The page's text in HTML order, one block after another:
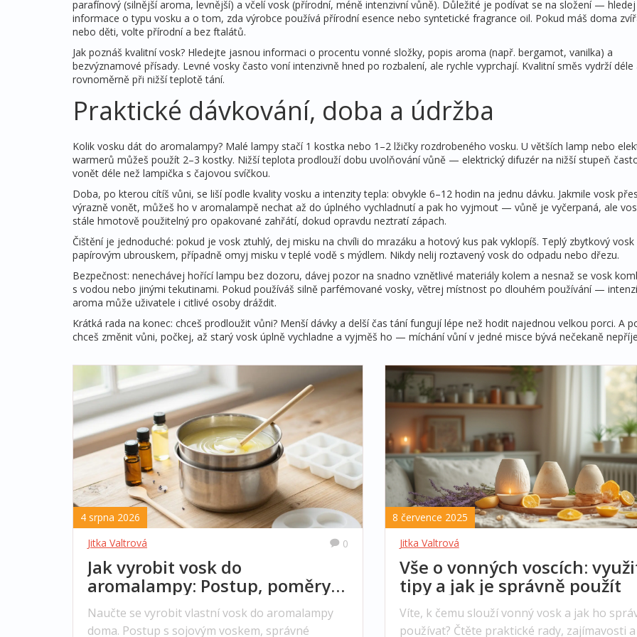
parafínový (silnější aroma, levnější) a včelí vosk (přírodní, méně intenzivní vůně). Důležité je podívat se na složení — hledej
informace o typu vosku a o tom, zda výrobce používá přírodní esence nebo syntetické fragrance oil. Pokud máš doma
nebo děti, volte přírodní a bez ftalátů.
Jak poznáš kvalitní vosk? Hledejte jasnou informaci o procentu vonné složky, popis aroma (např. bergamot, vanilka) a
bezvýznamové přísady. Levné vosky často voní intenzivně hned po rozbalení, ale rychle vyprchají. Kvalitní směs vydrží déle
rovnoměrně při nižší teplotě tání.
Praktické dávkování, doba a údržba
Kolik vosku dát do aromalampy? Malé lampy stačí 1 kostka nebo 1–2 lžičky rozdrobeného vosku. U větších lamp nebo
warmerů můžeš použít 2–3 kostky. Nižší teplota prodlouží dobu uvolňování vůně — elektrický difuzér na nižší stupeň
vonět déle než lampička s čajovou svíčkou.
Doba, po kterou cítíš vůni, se liší podle kvality vosku a intenzity tepla: obvykle 6–12 hodin na jednu dávku. Jakmile vosk
výrazně vonět, můžeš ho v aromalampě nechat až do úplného vychladnutí a pak ho vyjmout — vůně je vyčerpaná, ale
stále hmotově použitelný pro opakované zahřátí, dokud opravdu neztratí zápach.
Čištění je jednoduché: pokud je vosk ztuhlý, dej misku na chvíli do mrazáku a hotový kus pak vyklopíš. Teplý zbytkový
papírovým ubrouskem, případně omyj misku v teplé vodě s mýdlem. Nikdy nelij roztavený vosk do odpadu nebo dřezu.
Bezpečnost: nenechávej hořící lampu bez dozoru, dávej pozor na snadno vznětlivé materiály kolem a nesnaž se vosk
s vodou nebo jinými tekutinami. Pokud používáš silně parfémované vosky, větrej místnost po dlouhém používání —
aroma může uživatele i citlivé osoby dráždit.
Krátká rada na konec: chceš prodloužit vůni? Menší dávky a delší čas tání fungují lépe než hodit najednou velkou porci. A
chceš změnit vůni, počkej, až starý vosk úplně vychladne a vyjměš ho — míchání vůní v jedné misce bývá nečekaně
4 srpna 2026
Jitka Valtrová
0
Jak vyrobit vosk do
aromalampy: Postup, poměry a
bezpečnostní pravidla
Naučte se vyrobit vlastní vosk do aromalampy
doma. Postup s sojovým voskem, správné
8 července 2025
Jitka Valtrová
Vše o vonných voscích:
tipy a jak je správně použít
Víte, k čemu slouží vonný vosk a jak ho
používat? Čtěte praktické rady, zajímavosti